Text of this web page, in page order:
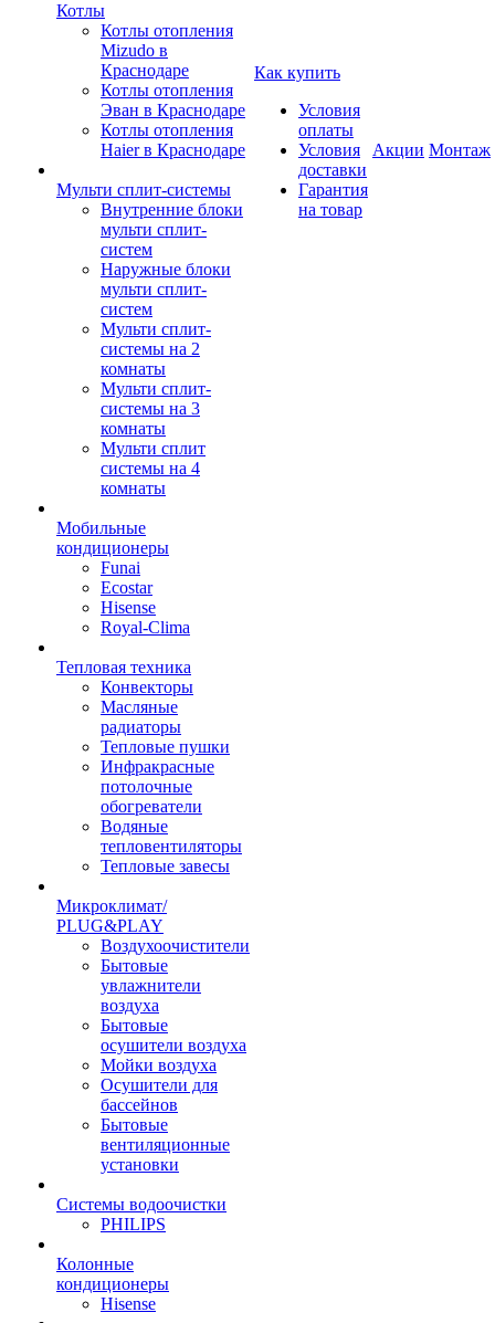
Котлы
Котлы отопления
Mizudo в
Краснодаре
Котлы отопления
Эван в Краснодаре
Котлы отопления
Haier в Краснодаре
Мульти сплит-системы
Внутренние блоки
мульти сплит-
систем
Наружные блоки
мульти сплит-
систем
Мульти сплит-
системы на 2
комнаты
Мульти сплит-
системы на 3
комнаты
Мульти сплит
системы на 4
комнаты
Мобильные
кондиционеры
Funai
Ecostar
Hisense
Royal-Clima
Тепловая техника
Конвекторы
Масляные
радиаторы
Тепловые пушки
Инфракрасные
потолочные
обогреватели
Водяные
тепловентиляторы
Тепловые завесы
Микроклимат/
PLUG&PLAY
Воздухоочистители
Бытовые
увлажнители
воздуха
Бытовые
осушители воздуха
Мойки воздуха
Осушители для
бассейнов
Бытовые
вентиляционные
установки
Системы водоочистки
PHILIPS
Колонные
кондиционеры
Hisense
Как купить
Условия
оплаты
Условия
доставки
Гарантия
на товар
Акции Монтаж